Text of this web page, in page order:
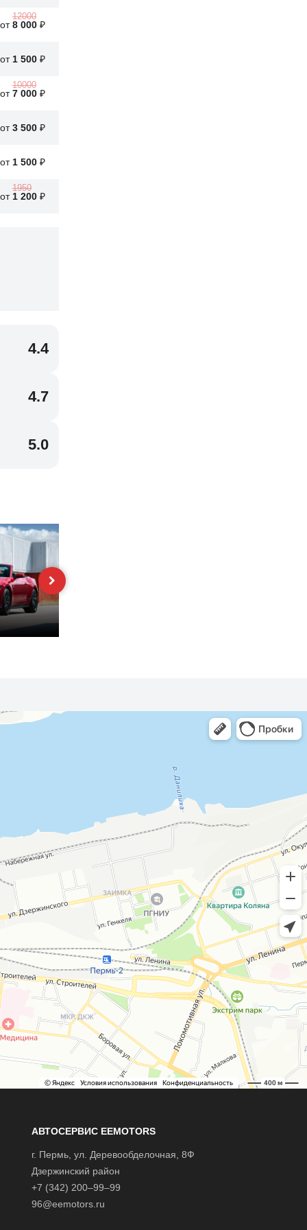
от
12000
8 000 ₽
от 1 500 ₽
от
10000
7 000 ₽
от3 500 ₽
от 1 500 ₽
от
1950
1 200 ₽
4.4
4.7
5.0
АВТОСЕРВИС EEMOTORS
г. Пермь , ул. Деревообделочная, 8Ф
Дзержинский район
+7 (342) 200–99–99
96@eemotors.ru